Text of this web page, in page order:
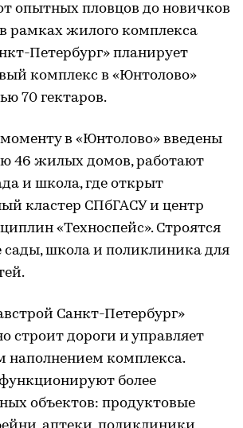
опытных пловцов до новичков
в рамках жилого комплекса
Петербург» планирует
комплекс в «Юнтолово»
70 гектаров.
в «Юнтолово» введены
46 жилых домов, работают
и школа, где открыт
кластер СПбГАСУ и центр
«Техноспейс». Строятся
сады, школа и поликлиника для
Санкт-Петербург»
строит дороги и управляет
наполнением комплекса.
функционируют более
объектов: продуктовые